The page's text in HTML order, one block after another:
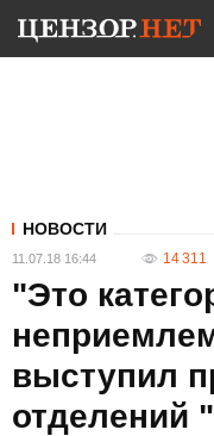
НОВОСТИ
11.07.18 16:44 14 311
"Это
выступил
отделений